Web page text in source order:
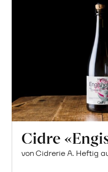
Cidre
von Cidrerie A. Heftig